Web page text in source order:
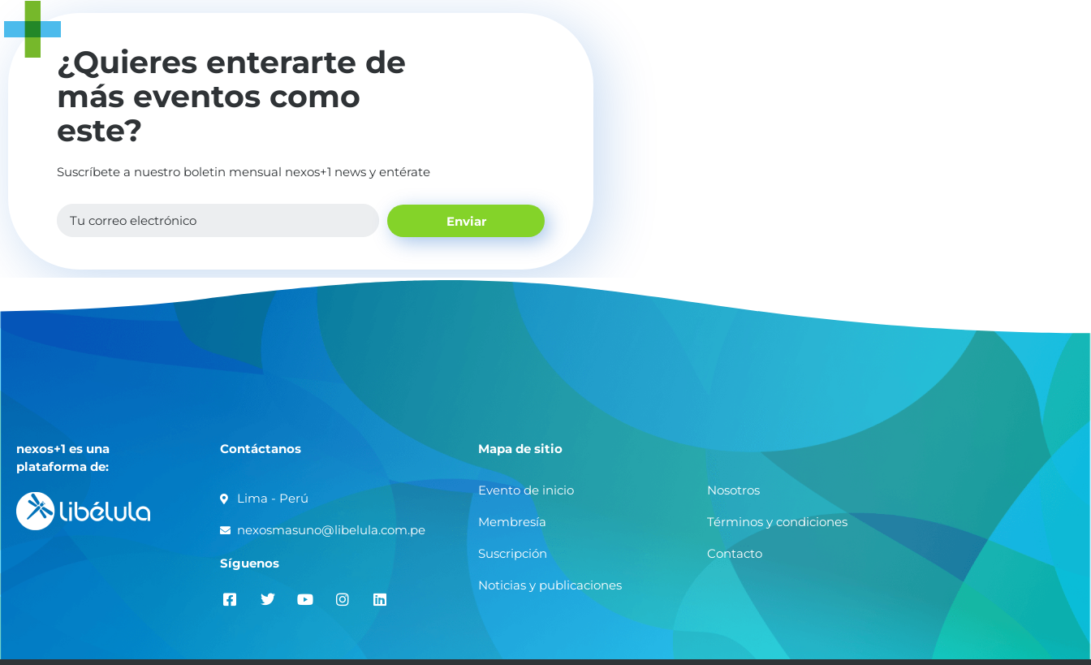
¿Quieres enterarte de
más eventos como
este?
Suscríbete a nuestro boletin mensual nexos+1 news y entérate
Tu correo electrónico Enviar
nexos+1 es una
plataforma de:
Contáctanos
Lima - Perú
nexosmasuno@libelula.com.pe
Síguenos
Mapa de sitio
Evento de inicio
Membresía
Suscripción
Noticias y publicaciones
Nosotros
Términos y condiciones
Contacto